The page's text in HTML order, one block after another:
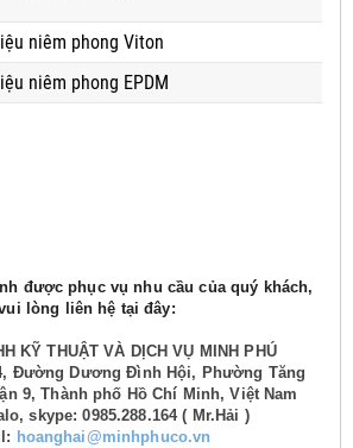
niêm phong Viton
niêm phong EPDM
được phục vụ nhu cầu của quý khách,
lòng liên hệ tại đây:
KỸ THUẬT VÀ DỊCH VỤ MINH PHÚ
Đường Dương Đình Hội, Phường Tăng
9, Thành phố Hồ Chí Minh, Việt Nam
skype: 0985.288.164 ( Mr.Hải )
hoanghai@minhphuco.vn